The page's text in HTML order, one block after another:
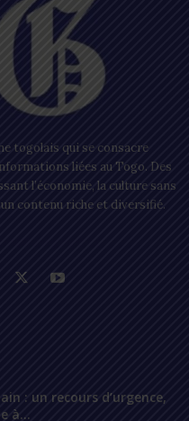
togolais qui se consacre
liées au Togo. Des
l’économie, la culture sans
contenu riche et diversifié.
: un recours d’urgence,
à...